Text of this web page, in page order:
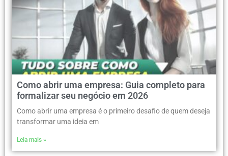
Como abrir uma empresa: Guia completo para
formalizar seu negócio em 2026
Como abrir uma empresa é o primeiro desafio de quem deseja
transformar uma ideia em
Leia mais »